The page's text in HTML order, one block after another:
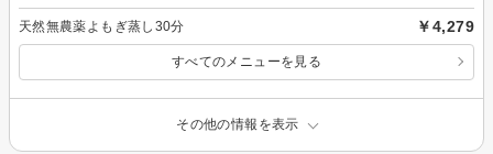
天然無農薬よもぎ蒸し30分 ￥4,279
すべてのメニューを見る
その他の情報を表示